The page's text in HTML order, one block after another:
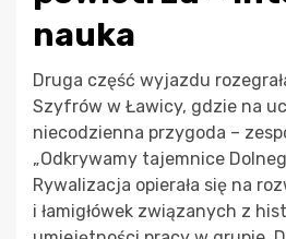
nauka
Druga część wyjazdu
Szyfrów w Ławicy, gdzie na
niecodzienna przygoda –
„Odkrywamy tajemnice
Rywalizacja opierała się na
i łamigłówek związanych z